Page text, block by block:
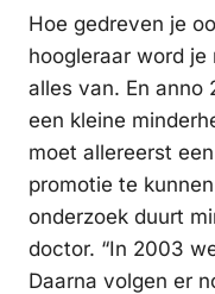
Hoe gedreven je
hoogleraar word
alles van. En anno
een kleine
moet allereerst
promotie te
onderzoek duurt
doctor. “In 2003
Daarna volgen er